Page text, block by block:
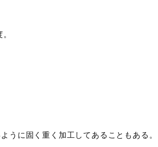
うに固く重く加工してあることもある。